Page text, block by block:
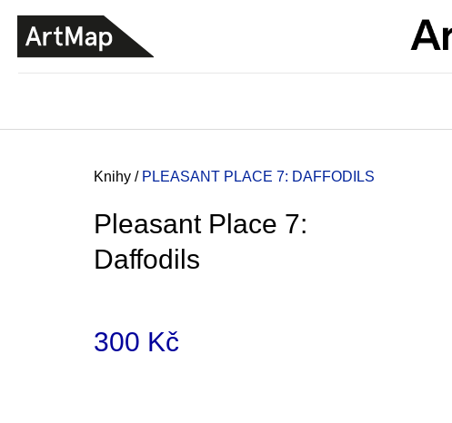
Domů
Knihy / PLEASANT PLACE 7: DAFFODILS
Pleasant Place 7:
Daffodils
300 Kč
ZPĚT
DO
OBCHODU
ZPĚT
DO
OBCHODU